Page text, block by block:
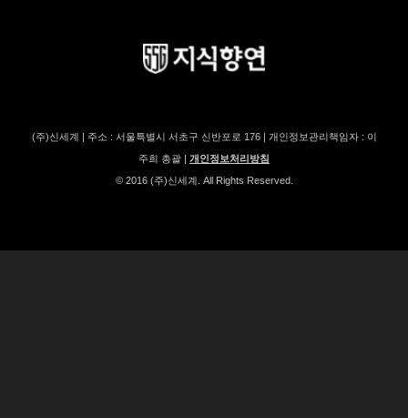
(주)신세계 | 주소 : 서울특별시 서초구 신반포로 176 | 개인정보관리책임자 : 이
주희 총괄 | 개인정보처리방침